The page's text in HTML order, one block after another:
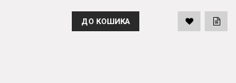
ДО КОШИКА